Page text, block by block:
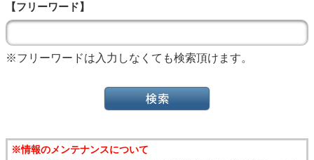
【フリーワード】
※フリーワードは入力しなくても検索頂けます。
※情報のメンテナンスについて